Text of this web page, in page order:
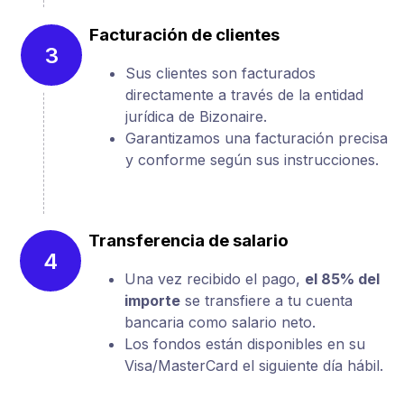
3
Facturación de clientes
Sus clientes son facturados
directamente a través de la entidad
jurídica de Bizonaire.
Garantizamos una facturación precisa
y conforme según sus instrucciones.
4
Transferencia de salario
Una vez recibido el pago, el 85% del
importe se transfiere a tu cuenta
bancaria como salario neto.
Los fondos están disponibles en su
Visa/MasterCard el siguiente día hábil.